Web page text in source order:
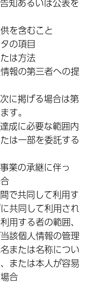
知あるいは公表を
を含むこと
の項目
は方法
報の第三者への提
に掲げる場合は第
す。
成に必要な範囲内
は一部を委託する
業の承継に伴っ
で共同して利用す
共同して利用され
用する者の範囲、
該個人情報の管理
または名称につい
または本人が容易
合